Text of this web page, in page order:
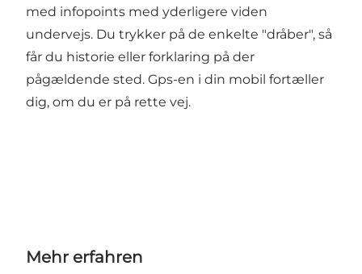
med infopoints med yderligere viden
undervejs. Du trykker på de enkelte "dråber", så
får du historie eller forklaring på der
pågældende sted. Gps-en i din mobil fortæller
dig, om du er på rette vej.
Mehr erfahren